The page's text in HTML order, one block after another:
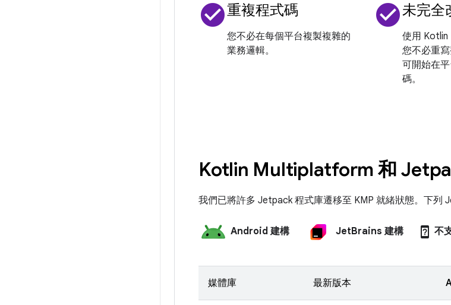
check_circle重複程式碼
您不必在每個平台複製複雜的
業務邏輯。
check_circle未完全
使用 Kotlin
您不必重
可開始在
碼。
Kotlin Multiplatform 和
我們已將許多 Jetpack 程式庫遷移至 KMP 就緒狀態。下列
Android 建構 JetBrains 建構 device_unknown 不
媒體庫 最新版本